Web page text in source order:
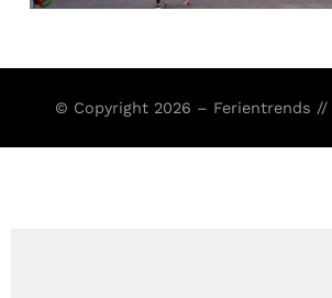
© Copyright 2026 – Ferientrends //